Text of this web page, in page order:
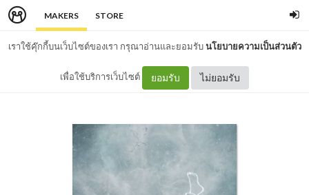
MAKERS STORE
เราใช้คุ๊กกี้บนเว็บไซต์ของเรา กรุณาอ่านและยอมรับนโยบายความเป็นส่วนตัว
เพื่อใช้บริการเว็บไซต์ ยอมรับ ไม่ยอมรับ